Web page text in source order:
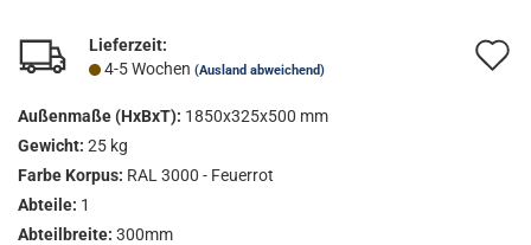
Lieferzeit:
4-5 Wochen (Ausland abweichend)
Außenmaße (HxBxT): 1850x325x500 mm
Gewicht: 25 kg
Farbe Korpus: RAL 3000 - Feuerrot
Abteile: 1
Abteilbreite: 300mm